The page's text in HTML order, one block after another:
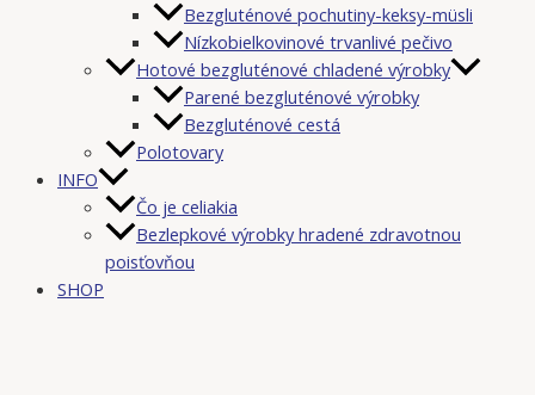
Bezgluténové pochutiny-keksy-müsli
Nízkobielkovinové trvanlivé pečivo
Hotové bezgluténové chladené výrobky
Parené bezgluténové výrobky
Bezgluténové cestá
Polotovary
INFO
Čo je celiakia
Bezlepkové výrobky hradené zdravotnou
poisťovňou
SHOP